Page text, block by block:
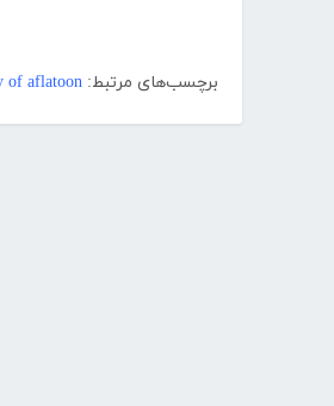
برچسب‌های مرتبط: of aflatoon